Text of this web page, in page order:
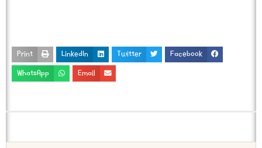
Facebook
Twitter
LinkedIn
Print
Email
WhatsApp